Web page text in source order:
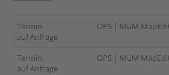
Termin
auf Anfrage
OPS | MuM
Termin
auf Anfrage
OPS | MuM